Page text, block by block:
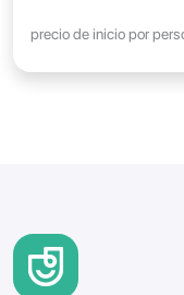
precio de inicio por